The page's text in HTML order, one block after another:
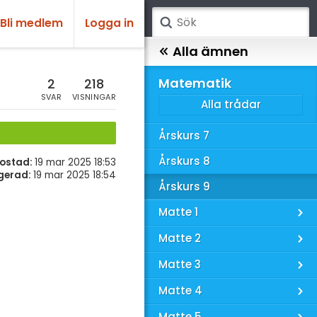
Bli medlem Logga in
2
SVAR
218
VISNINGAR
19 mar 2025 18:53
19 mar 2025 18:54
Alla ämnen
Matematik
Alla trådar
Årskurs 7
Årskurs 8
Årskurs 9
Matte 1
Matte 2
Matte 3
Matte 4
& Bygg